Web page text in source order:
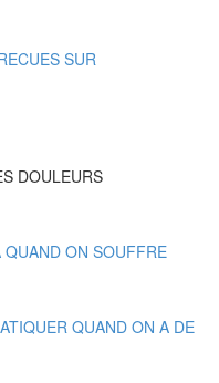
SUR
DOULEURS
QUAND ON SOUFFRE
QUAND ON A DE